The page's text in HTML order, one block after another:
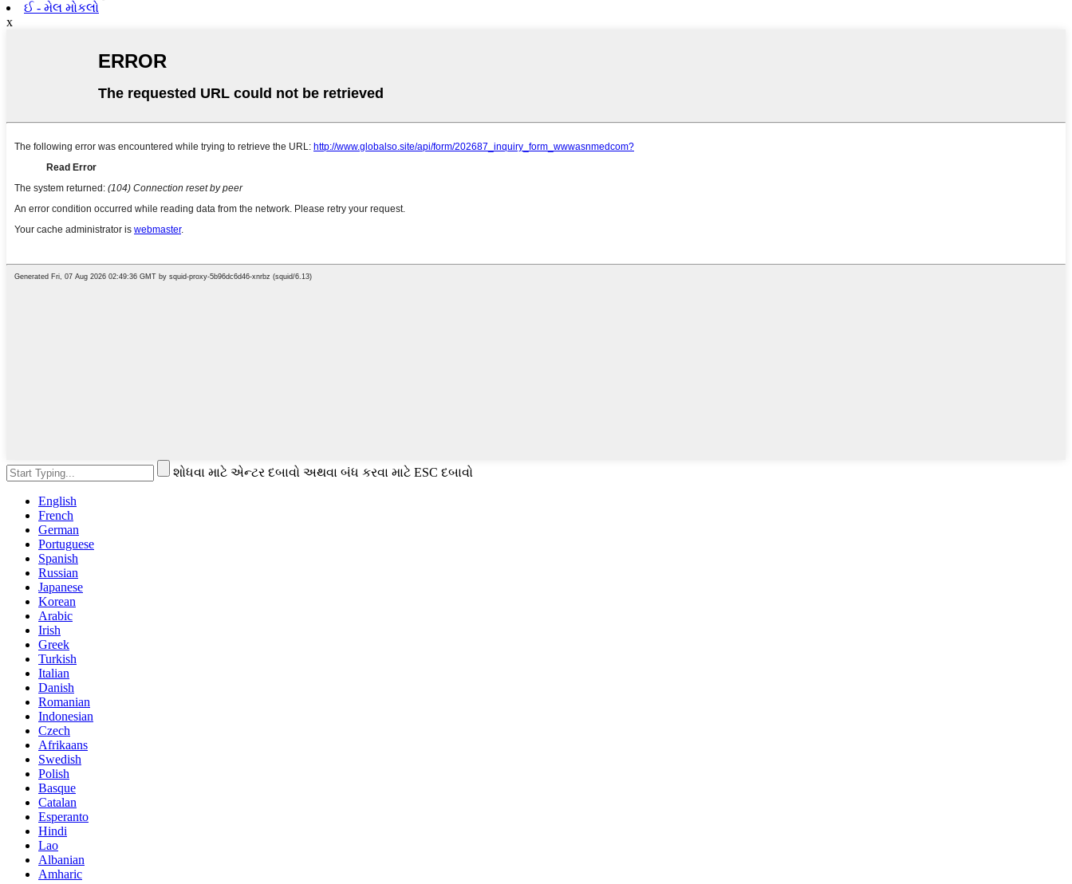
ઈ - મેલ મોકલો
x
શોધવા માટે એન્ટર દબાવો અથવા બંધ કરવા માટે ESC દબાવો
English
French
German
Portuguese
Spanish
Russian
Japanese
Korean
Arabic
Irish
Greek
Turkish
Italian
Danish
Romanian
Indonesian
Czech
Afrikaans
Swedish
Polish
Basque
Catalan
Esperanto
Hindi
Lao
Albanian
Amharic